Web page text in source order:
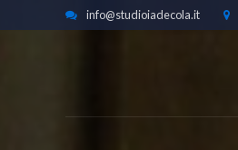
info@studioiadecola.it